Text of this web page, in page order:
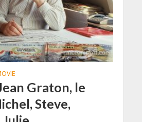
Graton, le
Steve,